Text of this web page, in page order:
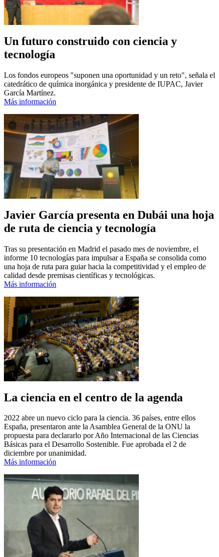
Un futuro construido con ciencia y
tecnología
Los fondos europeos "suponen una oportunidad y un reto", señala el
catedrático de química inorgánica y presidente de IUPAC, Javier
García Martínez.
Más información
Javier García presenta en Dubái una hoja
de ruta de ciencia y tecnología
Tras su presentación en Madrid el pasado mes de noviembre, el
informe 10 tecnologías para impulsar a España se consolida como
una hoja de ruta para guiar hacia la competitividad y el empleo de
calidad desde premisas científicas y tecnológicas.
Más información
La ciencia en el centro de la agenda
2022 abre un nuevo ciclo para la ciencia. 36 países, entre ellos
España, presentaron ante la Asamblea General de la ONU la
propuesta para declararlo por Año Internacional de las Ciencias
Básicas para el Desarrollo Sostenible. Fue aprobada el 2 de
diciembre por unanimidad.
Más información